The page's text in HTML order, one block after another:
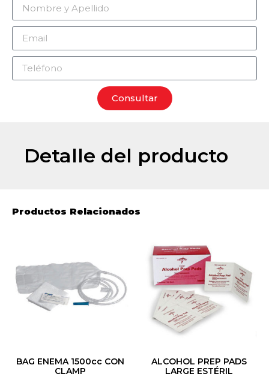
Consultar
Detalle del producto
Productos Relacionados
BAG ENEMA 1500cc CON
CLAMP
ALCOHOL PREP PADS
LARGE ESTÉRIL